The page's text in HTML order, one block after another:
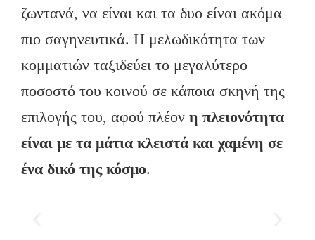
ζωντανά, να είναι και τα δυο είναι ακόμα
πιο σαγηνευτικά. Η μελωδικότητα των
κομματιών ταξιδεύει το μεγαλύτερο
ποσοστό του κοινού σε κάποια σκηνή της
επιλογής του, αφού πλέον η πλειονότητα
είναι με τα μάτια κλειστά και χαμένη σε
ένα δικό της κόσμο.